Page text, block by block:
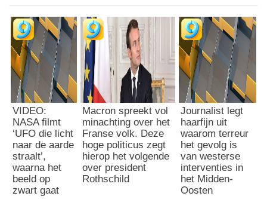
VIDEO:
NASA filmt
‘UFO die licht
naar de aarde
straalt’,
waarna het
beeld op
zwart gaat
Macron spreekt vol
minachting over het
Franse volk. Deze
hoge politicus zegt
hierop het volgende
over president
Rothschild
Journalist legt
haarfijn uit
waarom terreur
het gevolg is
van westerse
interventies in
het Midden-
Oosten